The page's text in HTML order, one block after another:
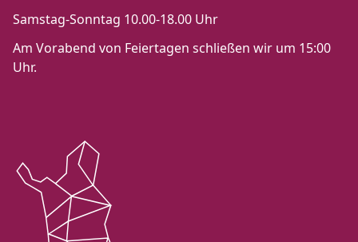
Samstag-Sonntag 10.00-18.00 Uhr
Am Vorabend von Feiertagen schließen wir um 15:00
Uhr.